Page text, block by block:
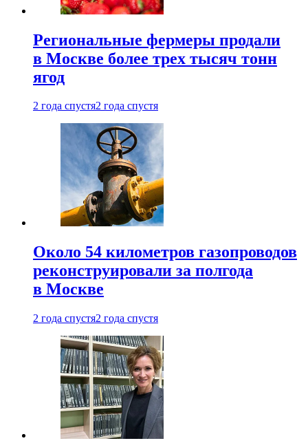
Региональные фермеры продали
в Москве более трех тысяч тонн
ягод
2 года спустя2 года спустя
Около 54 километров газопроводов
реконструировали за полгода
в Москве
2 года спустя2 года спустя